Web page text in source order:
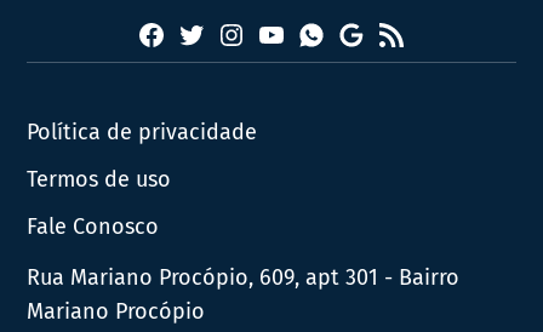
Facebook
TwitterInstagram
YouTubeWhatsapp
Google
News
RSS
Política de privacidade
Termos de uso
Fale Conosco
Rua Mariano Procópio, 609, apt 301 - Bairro
Mariano Procópio